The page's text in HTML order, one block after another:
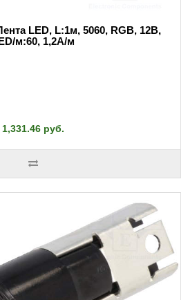
LED, L:1м, 5060, RGB, 12В,
м:60, 1,2А/м
1,331.46 руб.